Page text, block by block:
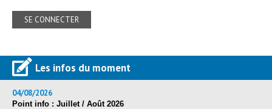
Les infos du moment
04/08/2026
Point info : Juillet / Août 2026